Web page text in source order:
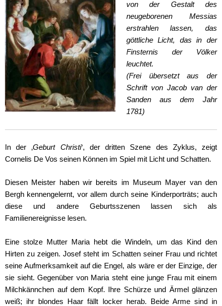
von der Gestalt des
neugeborenen Messias
erstrahlen lassen, das
göttliche Licht, das in der
Finsternis der Völker
leuchtet.
(Frei übersetzt aus der
Schrift von Jacob van der
Sanden aus dem Jahr
1781)
In der ‚Geburt Christi‘, der dritten Szene des Zyklus, zeigt
Cornelis De Vos seinen Können im Spiel mit Licht und Schatten.
Diesen Meister haben wir bereits im Museum Mayer van den
Bergh kennengelernt, vor allem durch seine Kinderporträts; auch
diese und andere Geburtsszenen lassen sich als
Familienereignisse lesen.
Eine stolze Mutter Maria hebt die Windeln, um das Kind den
Hirten zu zeigen. Josef steht im Schatten seiner Frau und richtet
seine Aufmerksamkeit auf die Engel, als wäre er der Einzige, der
sie sieht. Gegenüber von Maria steht eine junge Frau mit einem
Milchkännchen auf dem Kopf. Ihre Schürze und Ärmel glänzen
weiß; ihr blondes Haar fällt locker herab. Beide Arme sind in